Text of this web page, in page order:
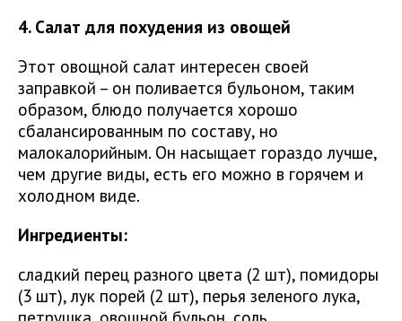
4. Салат для похудения из овощей
Этот овощной салат интересен своей
заправкой – он поливается бульоном, таким
образом, блюдо получается хорошо
сбалансированным по составу, но
малокалорийным. Он насыщает гораздо лучше,
чем другие виды, есть его можно в горячем и
холодном виде.
Ингредиенты:
сладкий перец разного цвета (2 шт), помидоры
(3 шт), лук порей (2 шт), перья зеленого лука,